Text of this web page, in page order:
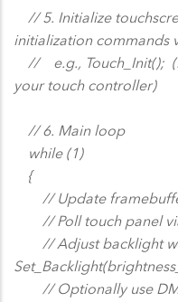
// 5. Initialize
initialization commands
// e.g., Touch_Init();
your touch controller)
// 6. Main loop
while (1)
{
// Update
// Poll touch panel
// Adjust backlight
// Optionally use